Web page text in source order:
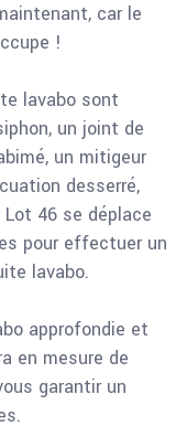
car le
!
lavabo sont
un joint de
un mitigeur
desserré,
46 se déplace
pour effectuer un
lavabo.
approfondie et
en mesure de
garantir un